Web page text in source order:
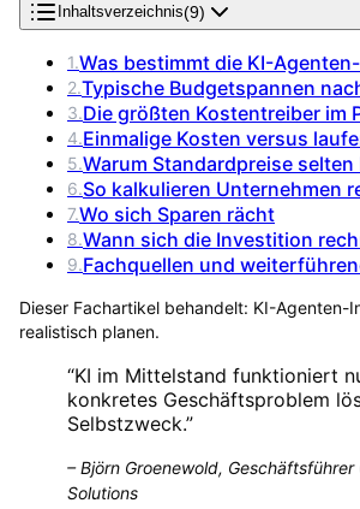
Inhaltsverzeichnis(9)
1.Was bestimmt die KI-
2.Typische Budgetspannen
3.Die größten Kostentreiber im
4.Einmalige Kosten versus
5.Warum Standardpreise
6.So kalkulieren Unternehmen
7.Wo sich Sparen rächt
8.Wann sich die Investition
9.Fachquellen und
Dieser Fachartikel behandelt: KI-Agenten-
realistisch planen.
“KI im Mittelstand funktioniert
konkretes Geschäftsproblem
Selbstzweck.”
–Björn Groenewold, Geschäftsführer
Solutions